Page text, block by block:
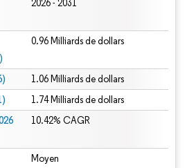
2026 - 2031
0.96 Milliards de dollars
1.06 Milliards de dollars
1.74 Milliards de dollars
10.42% CAGR
Moyen